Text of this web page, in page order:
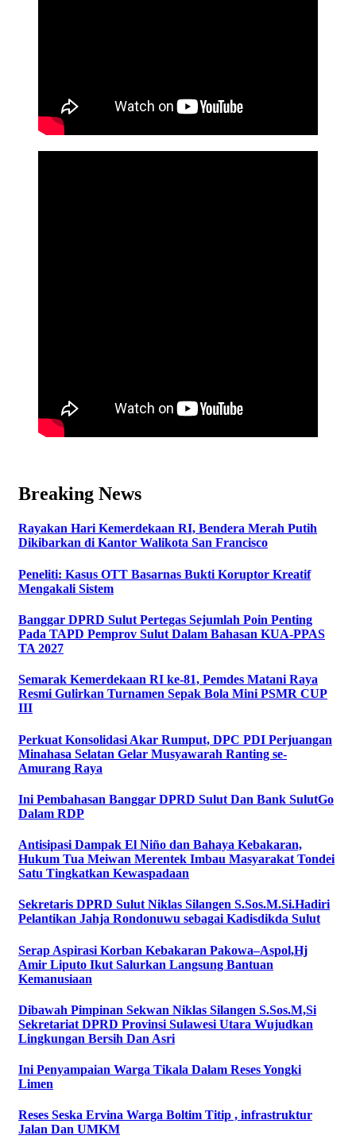
Breaking News
Rayakan Hari Kemerdekaan RI, Bendera Merah Putih
Dikibarkan di Kantor Walikota San Francisco
Peneliti: Kasus OTT Basarnas Bukti Koruptor Kreatif
Mengakali Sistem
Banggar DPRD Sulut Pertegas Sejumlah Poin Penting
Pada TAPD Pemprov Sulut Dalam Bahasan KUA-PPAS
TA 2027
Semarak Kemerdekaan RI ke-81, Pemdes Matani Raya
Resmi Gulirkan Turnamen Sepak Bola Mini PSMR CUP
III
Perkuat Konsolidasi Akar Rumput, DPC PDI Perjuangan
Minahasa Selatan Gelar Musyawarah Ranting se-
Amurang Raya
Ini Pembahasan Banggar DPRD Sulut Dan Bank SulutGo
Dalam RDP
Antisipasi Dampak El Niño dan Bahaya Kebakaran,
Hukum Tua Meiwan Merentek Imbau Masyarakat Tondei
Satu Tingkatkan Kewaspadaan
Sekretaris DPRD Sulut Niklas Silangen S.Sos.M.Si.Hadiri
Pelantikan Jahja Rondonuwu sebagai Kadisdikda Sulut
Serap Aspirasi Korban Kebakaran Pakowa–Aspol,Hj
Amir Liputo Ikut Salurkan Langsung Bantuan
Kemanusiaan
Dibawah Pimpinan Sekwan Niklas Silangen S.Sos.M,Si
Sekretariat DPRD Provinsi Sulawesi Utara Wujudkan
Lingkungan Bersih Dan Asri
Ini Penyampaian Warga Tikala Dalam Reses Yongki
Limen
Reses Seska Ervina Warga Boltim Titip , infrastruktur
Jalan Dan UMKM